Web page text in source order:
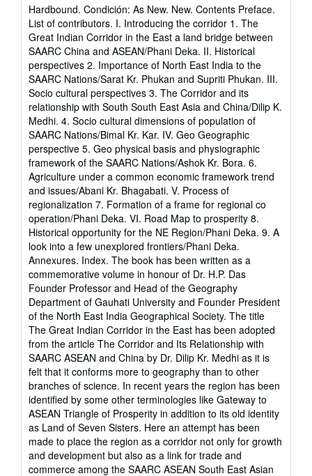
vendedor:
4
de
5
estrellas
Hardbound. Condición: As New. New. Contents Preface.
List of contributors. I. Introducing the corridor 1. The
Great Indian Corridor in the East a land bridge between
SAARC China and ASEAN/Phani Deka. II. Historical
perspectives 2. Importance of North East India to the
SAARC Nations/Sarat Kr. Phukan and Supriti Phukan. III.
Socio cultural perspectives 3. The Corridor and its
relationship with South South East Asia and China/Dilip K.
Medhi. 4. Socio cultural dimensions of population of
SAARC Nations/Bimal Kr. Kar. IV. Geo Geographic
perspective 5. Geo physical basis and physiographic
framework of the SAARC Nations/Ashok Kr. Bora. 6.
Agriculture under a common economic framework trend
and issues/Abani Kr. Bhagabati. V. Process of
regionalization 7. Formation of a frame for regional co
operation/Phani Deka. VI. Road Map to prosperity 8.
Historical opportunity for the NE Region/Phani Deka. 9. A
look into a few unexplored frontiers/Phani Deka.
Annexures. Index. The book has been written as a
commemorative volume in honour of Dr. H.P. Das
Founder Professor and Head of the Geography
Department of Gauhati University and Founder President
of the North East India Geographical Society. The title
The Great Indian Corridor in the East has been adopted
from the article The Corridor and Its Relationship with
SAARC ASEAN and China by Dr. Dilip Kr. Medhi as it is
felt that it conforms more to geography than to other
branches of science. In recent years the region has been
identified by some other terminologies like Gateway to
ASEAN Triangle of Prosperity in addition to its old identity
as Land of Seven Sisters. Here an attempt has been
made to place the region as a corridor not only for growth
and development but also as a link for trade and
commerce among the SAARC ASEAN South East Asian